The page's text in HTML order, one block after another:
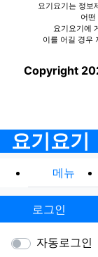
요기요기는 정보
어
요기요기에
이를 어길 경우
Copyright
요기요기
메뉴
로그인
자동로그인